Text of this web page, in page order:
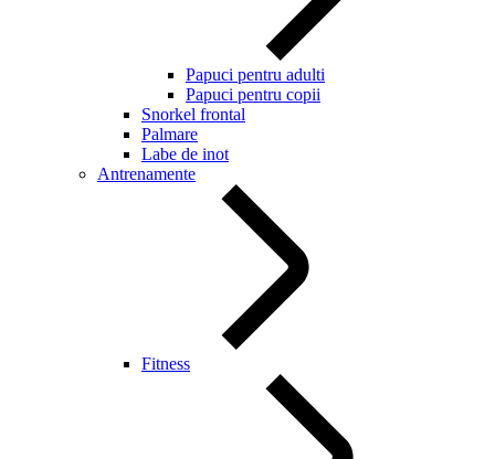
Papuci pentru adulti
Papuci pentru copii
Snorkel frontal
Palmare
Labe de inot
Antrenamente
Fitness